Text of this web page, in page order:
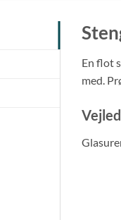
En flot
med.